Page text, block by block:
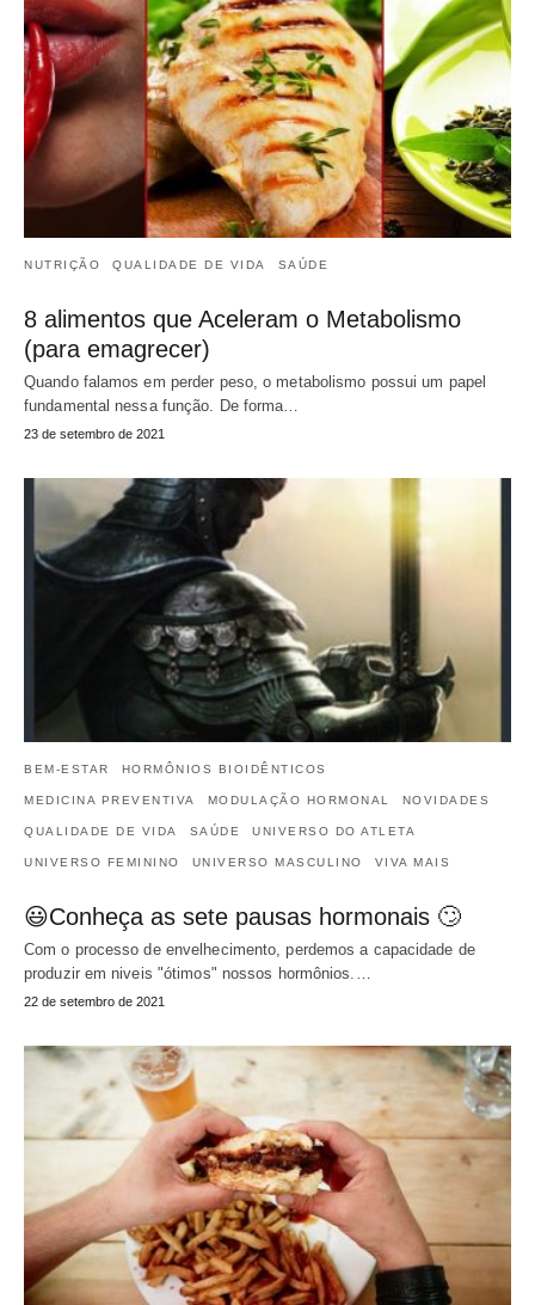
NUTRIÇÃO QUALIDADE DE VIDA SAÚDE
8 alimentos que Aceleram o Metabolismo
(para emagrecer)
Quando falamos em perder peso, o metabolismo possui um papel
fundamental nessa função. De forma…
23 de setembro de 2021
BEM-ESTAR HORMÔNIOS BIOIDÊNTICOS
MEDICINA PREVENTIVA MODULAÇÃO HORMONAL NOVIDADES
QUALIDADE DE VIDA SAÚDE UNIVERSO DO ATLETA
UNIVERSO FEMININO UNIVERSO MASCULINO VIVA MAIS
😃Conheça as sete pausas hormonais 🙄
Com o processo de envelhecimento, perdemos a capacidade de
produzir em niveis "ótimos" nossos hormônios.…
22 de setembro de 2021